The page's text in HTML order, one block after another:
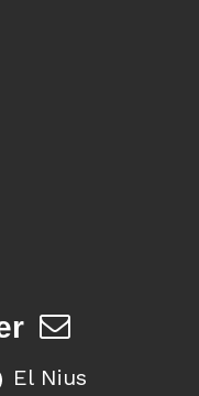
El Nius